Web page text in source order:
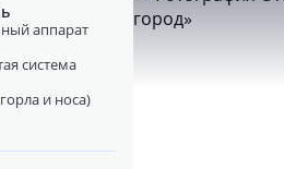
аппарат
система
и носа)